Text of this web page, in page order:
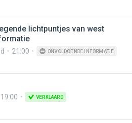
lichtpuntjes van west
21:00 ONVOLDOENDE INFORMATIE
19:00 VERKLAARD